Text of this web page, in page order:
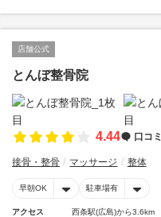
店舗公式
とんぼ整骨院
4.44 口コミ
接骨・整骨 マッサージ 整体
早朝OK 駐車場有
アクセス
西条駅(広島)から3.6km